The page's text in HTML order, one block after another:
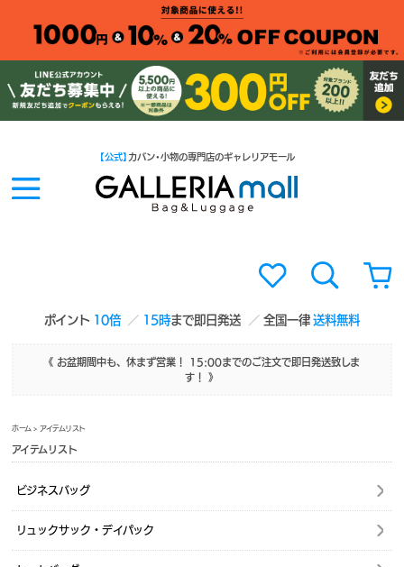
ポイント 10倍 15時まで即日発送 全国一律送料無料
【公式】 カバン・小物の専門店のギャレリアモール
《 お盆期間中も、休まず営業！ 15:00までのご注文で即日発送致しま
す！ 》
ホーム > アイテムリスト
アイテムリスト
ビジネスバッグ
リュックサック・デイパック